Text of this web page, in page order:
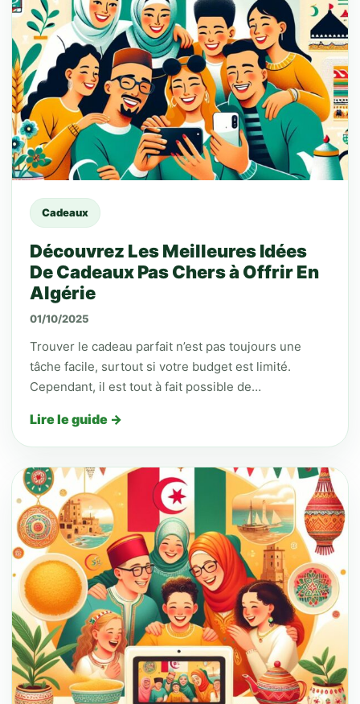
Cadeaux
Découvrez Les Meilleures Idées
De Cadeaux Pas Chers à Offrir En
Algérie
01/10/2025
Trouver le cadeau parfait n’est pas toujours une
tâche facile, surtout si votre budget est limité.
Cependant, il est tout à fait possible de…
Lire le guide →